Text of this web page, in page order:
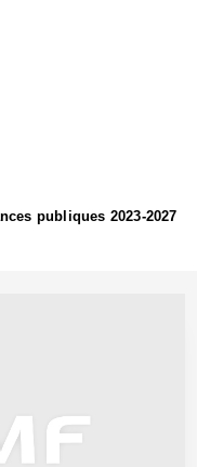
publiques 2023-2027